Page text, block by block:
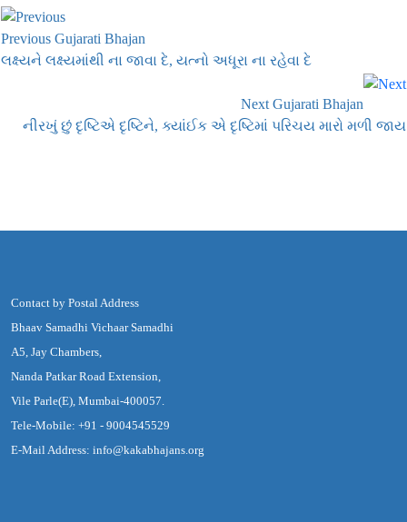
Previous Gujarati Bhajan
લક્ષ્યને લક્ષ્યમાંથી ના જાવા દે, યત્નો અધૂરા ના રહેવા દે
Next Gujarati Bhajan
નીરખું છું દૃષ્ટિએ દૃષ્ટિને, ક્યાંઈક એ દૃષ્ટિમાં પરિચય મારો મળી જાય
Contact by Postal Address
Bhaav Samadhi Vichaar Samadhi
A5, Jay Chambers,
Nanda Patkar Road Extension,
Vile Parle(E), Mumbai-400057.
Tele-Mobile: +91 - 9004545529
E-Mail Address: info@kakabhajans.org